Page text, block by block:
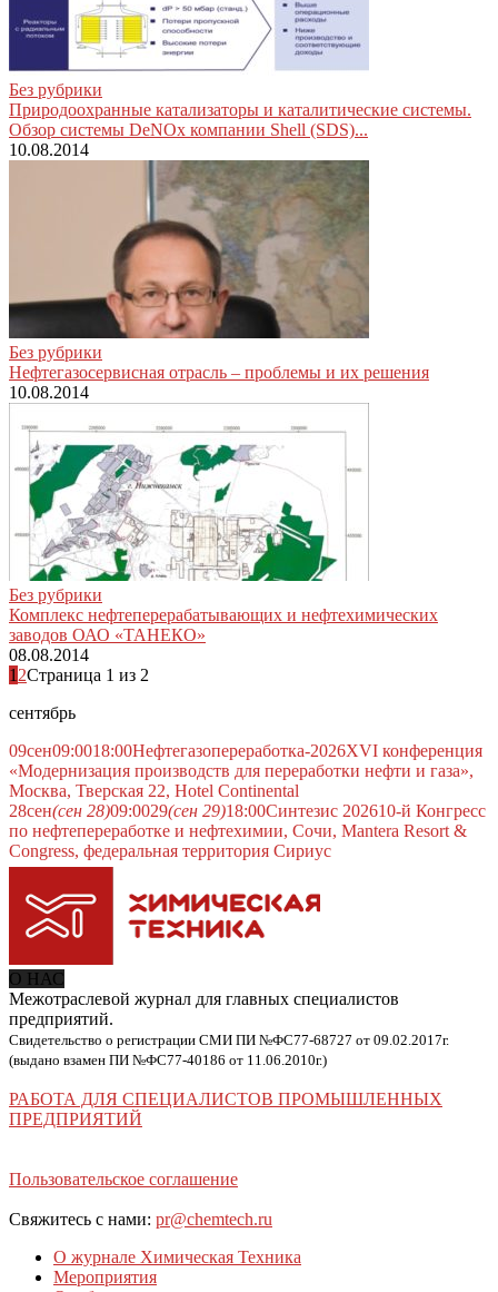
Без рубрики
Природоохранные катализаторы и каталитические системы.
Обзор системы DeNOx компании Shell (SDS)...
10.08.2014
Без рубрики
Нефтегазосервисная отрасль – проблемы и их решения
10.08.2014
Без рубрики
Комплекс нефтеперерабатывающих и нефтехимических
заводов ОАО «ТАНЕКО»
08.08.2014
1 2Страница 1 из 2
сентябрь
09сен09:0018:00Нефтегазопереработка-2026XVI конференция
«Модернизация производств для переработки нефти и газа»,
Москва, Тверская 22, Hotel Continental
28сен(сен 28)09:0029(сен 29)18:00Синтезис 202610-й Конгресс
по нефтепереработке и нефтехимии, Сочи, Mantera Resort &
Congress, федеральная территория Сириус
О НАС
Межотраслевой журнал для главных специалистов
предприятий.
Свидетельство о регистрации СМИ ПИ №ФС77-68727 от 09.02.2017г.
(выдано взамен ПИ №ФС77-40186 от 11.06.2010г.)
РАБОТА ДЛЯ СПЕЦИАЛИСТОВ ПРОМЫШЛЕННЫХ
ПРЕДПРИЯТИЙ
Пользовательское соглашение
Свяжитесь с нами: pr@chemtech.ru
О журнале Химическая Техника
Мероприятия